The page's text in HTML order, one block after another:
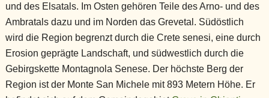
und des Elsatals. Im Osten gehören Teile des Arno- und des
Ambratals dazu und im Norden das Grevetal. Südöstlich
wird die Region begrenzt durch die Crete senesi, eine durch
Erosion geprägte Landschaft, und südwestlich durch die
Gebirgskette Montagnola Senese. Der höchste Berg der
Region ist der Monte San Michele mit 893 Metern Höhe. Er